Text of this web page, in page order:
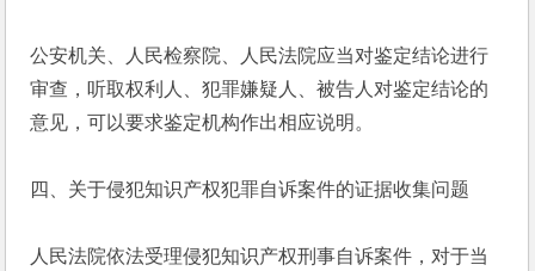
公安机关、人民检察院、人民法院应当对鉴定结论进行
审查，听取权利人、犯罪嫌疑人、被告人对鉴定结论的
意见，可以要求鉴定机构作出相应说明。
四、关于侵犯知识产权犯罪自诉案件的证据收集问题
人民法院依法受理侵犯知识产权刑事自诉案件，对于当